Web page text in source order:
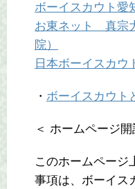
ボーイスカウト愛
お東ネット 真宗
院）
日本ボーイスカウ
・ ボーイスカウト
＜ ホームページ
このホームページ
事項は、ボーイス